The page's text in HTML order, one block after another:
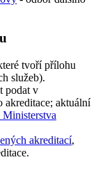
tvoří přílohu
služeb).
podat v
akreditace; aktuální
akreditací,